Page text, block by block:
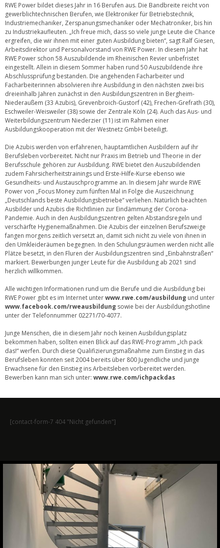
RWE Power bildet dieses Jahr in 16 Berufen aus. Die Bandbreite reicht von
gewerblichtechnischen Berufen, wie Elektroniker für Betriebstechnik,
Industriemechaniker, Zerspanungsmechaniker oder Mechatroniker, bis hin
zu Industriekaufleuten. „Ich freue mich, dass so viele junge Leute die Chance
ergreifen, die wir ihnen mit einer guten Ausbildung bieten“, sagt Ralf Giesen,
Arbeitsdirektor und Personalvorstand von RWE Power. In diesem Jahr hat
RWE Power schon 58 Auszubildende im Rheinischen Revier unbefristet
eingestellt. Allein in diesem Sommer haben rund 50 Auszubildende ihre
Abschlussprüfung bestanden. Die angehenden Facharbeiter und
Facharbeiterinnen absolvieren ihre Ausbildung in den nächsten zwei bis
dreieinhalb Jahren zunächst in den Ausbildungszentren in Bergheim-
Niederaußem (33 Azubis), Grevenbroich-Gustorf (42), Frechen-Grefrath (30),
Eschweiler-Weisweiler (38) sowie der Zentrale Köln (24). Auch das Aus- und
Weiterbildungszentrum Niederzier (11) ist im Rahmen einer
Ausbildungskooperation mit der Westnetz GmbH beteiligt.
Die Azubis werden von erfahrenen, hauptamtlichen Ausbildern auf ihr
Berufsleben vorbereitet. Nicht nur Praxis im Betrieb und Theorie in der
Berufsschule gehören zur Ausbildung. RWE bietet den Auszubildenden
zudem Fahrsicherheitstrainings und Erste-Hilfe-Kurse ebenso wie
Gesundheits- und Austauschprogramme an. In diesem Jahr wurde RWE
Power von „Focus Money zum fünften Mal in Folge die Auszeichnung
„Deutschlands beste Ausbildungsbetriebe“ verliehen. Natürlich beachten
Ausbilder und Azubis die Richtlinien zur Eindämmung der Corona-
Pandemie. Auch in den Ausbildungszentren gelten Abstandsregeln und
verschärfte Hygienemaßnahmen. Die Azubis der einzelnen Berufszweige
fangen morgens zeitlich versetzt an, damit sich nicht zu viele von ihnen in
den Umkleideräumen begegnen. In den Schulungsräumen werden nicht alle
Plätze besetzt, in den Fluren der Ausbildungszentren sind „Einbahnstraßen“
markiert. Bewerbungen junger Leute für die Ausbildung ab 2021 sind
herzlich willkommen.
Alle wichtigen Informationen rund um die Berufe und die Ausbildung bei
RWE Power gibt es im Internet unterwww.rwe.com/ausbildung und unter
www.facebook.com/rweausbildung sowie bei der Ausbildungshotline
unter der Telefonnummer 02271/70-4077.
Junge Menschen, die in diesem Jahr noch keinen Ausbildungsplatz
bekommen haben, sollten einen Blick auf das RWE-Programm „Ich pack
das!“ werfen. Durch diese Qualifizierungsmaßnahme zum Einstieg in das
Berufsleben konnten seit 2004 bereits über 800 Jugendliche und junge
Erwachsene für den Einstieg ins Arbeitsleben vorbereitet werden.
Bewerben kann man sich unter: www.rwe.com/ichpackdas
[contact-form-7 404 "Nicht gefunden"]